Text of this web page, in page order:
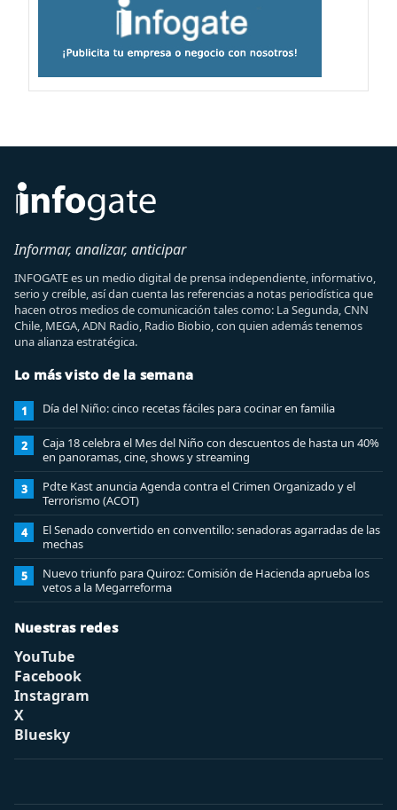
Informar, analizar, anticipar
INFOGATE es un medio digital de prensa independiente, informativo,
serio y creíble, así dan cuenta las referencias a notas periodística que
hacen otros medios de comunicación tales como: La Segunda, CNN
Chile, MEGA, ADN Radio, Radio Biobio, con quien además tenemos
una alianza estratégica.
Lo más visto de la semana
1 Día del Niño: cinco recetas fáciles para cocinar en familia
2
Caja 18 celebra el Mes del Niño con descuentos de hasta un 40%
en panoramas, cine, shows y streaming
3
Pdte Kast anuncia Agenda contra el Crimen Organizado y el
Terrorismo (ACOT)
4
El Senado convertido en conventillo: senadoras agarradas de las
mechas
5
Nuevo triunfo para Quiroz: Comisión de Hacienda aprueba los
vetos a la Megarreforma
Nuestras redes
YouTube
Facebook
Instagram
X
Bluesky